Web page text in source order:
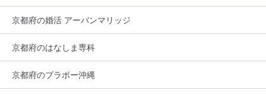
京都府の婚活 アーバンマリッジ
京都府のはなしま専科
京都府のブラボー沖縄